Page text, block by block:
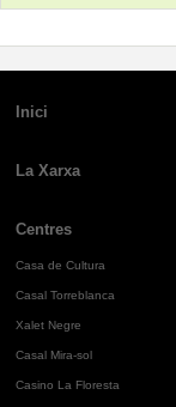
Inici
La Xarxa
Centres
Casa de Cultura
Casal Torreblanca
Xalet Negre
Casal Mira-sol
Casino La Floresta